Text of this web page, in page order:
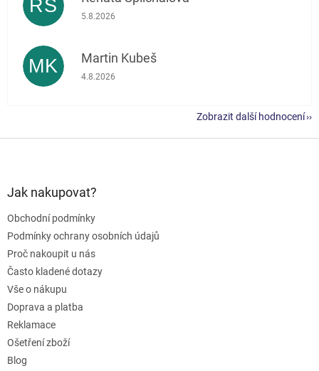
RŠ Hodnocení obchodu je 5 z 5 hvězdiček.
5.8.2026
MK Martin Kubeš
Hodnocení obchodu je 5 z 5 hvězdiček.
4.8.2026
Zobrazit další hodnocení
Jak nakupovat?
Obchodní podmínky
Podmínky ochrany osobních údajů
Proč nakoupit u nás
Často kladené dotazy
Vše o nákupu
Doprava a platba
Reklamace
Ošetření zboží
Blog